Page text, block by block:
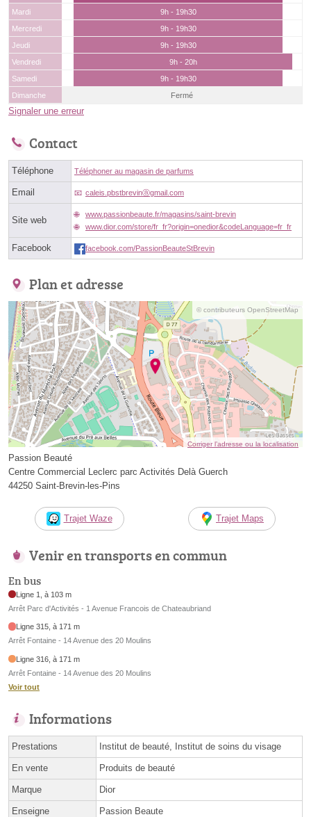
Mardi
9h - 19h30
Mercredi
9h - 19h30
Jeudi
9h - 19h30
Vendredi
9h - 20h
Samedi
9h - 19h30
Dimanche
Fermé
Signaler une erreur
Contact
Téléphone Téléphoner au magasin de parfums
Email caleis.pbstbrevinⓐgmail.com
Site web
www.passionbeaute.fr/magasins/saint-brevin
www.dior.com/store/fr_fr?origin=onedior&codeLanguage=fr_fr
Facebook facebook.com/PassionBeauteStBrevin
Plan et adresse
© contributeurs OpenStreetMap
Corriger l’adresse ou la localisation
Passion Beauté
Centre Commercial Leclerc parc Activités Delà Guerch
44250 Saint-Brevin-les-Pins
Trajet Waze Trajet Maps
Venir en transports en commun
En bus
Ligne 1, à 103 m
Arrêt Parc d'Activités - 1 Avenue Francois de Chateaubriand
Ligne 315, à 171 m
Arrêt Fontaine - 14 Avenue des 20 Moulins
Ligne 316, à 171 m
Arrêt Fontaine - 14 Avenue des 20 Moulins
Voir tout
Informations
Prestations Institut de beauté, Institut de soins du visage
En vente Produits de beauté
Marque Dior
Enseigne Passion Beaute